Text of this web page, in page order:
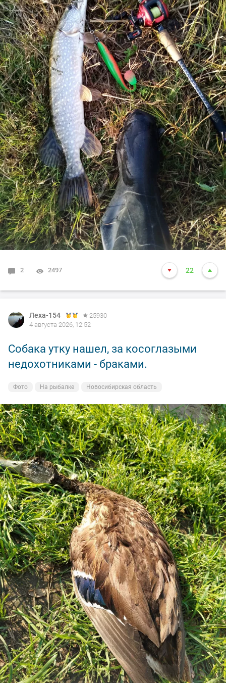
2 2497 22
Леха-154
25930
4 августа 2026, 12:52
Собака утку нашел, за косоглазыми
недохотниками - браками.
Фото На рыбалке Новосибирская область